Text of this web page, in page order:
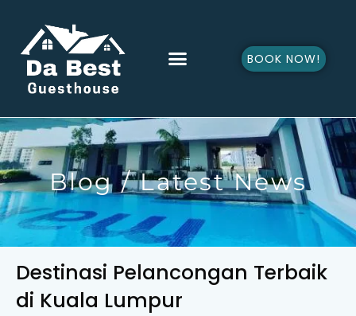
content
Menu BOOK NOW!
Blog / Latest News
Destinasi Pelancongan Terbaik
di Kuala Lumpur